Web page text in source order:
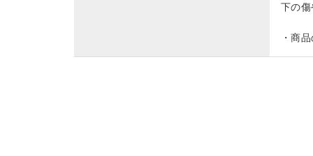
下の
・商